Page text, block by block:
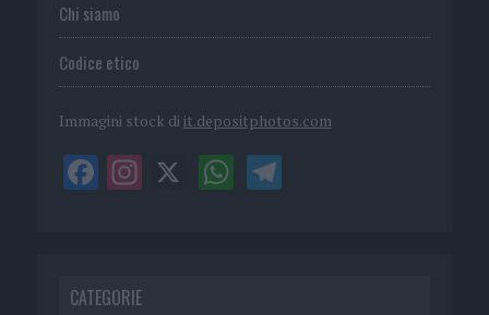
Chi siamo
Codice etico
Immagini stock di it.depositphotos.com
CATEGORIE